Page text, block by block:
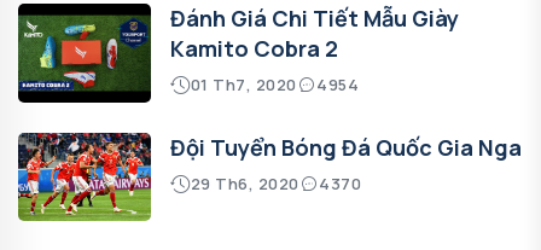
Đánh Giá Chi Tiết Mẫu Giày
Kamito Cobra 2
01 Th7, 2020 4954
Đội Tuyển Bóng Đá Quốc Gia Nga
29 Th6, 2020 4370